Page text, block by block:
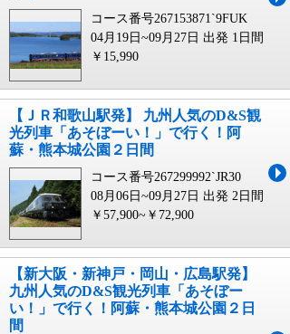
コース番号267153871`9FUK
04月19日~09月27日 出発 1日間
￥15,990
【ＪＲ和歌山駅発】 九州人気のD&S観
光列車「あそぼーい！」で行く！阿
蘇・熊本城公園２日間
コース番号267299992`JR30
08月06日~09月27日 出発 2日間
￥57,900~￥72,900
【新大阪・新神戸・岡山・広島駅発】
九州人気のD&S観光列車「あそぼー
い！」で行く！阿蘇・熊本城公園２日
間